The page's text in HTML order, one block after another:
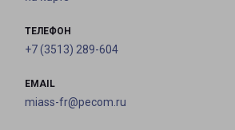
ТЕЛЕФОН
+7 (3513) 289-604
EMAIL
miass-fr@pecom.ru